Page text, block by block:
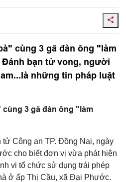
cùng 3 gã đàn ông "làm
bạn tử vong, người
những tin pháp luật
3 gã đàn ông "làm
tử Công an TP. Đồng Nai, ngày
cho biết đơn vị vừa phát hiện
vi tổ chức sử dụng trái phép
ở ấp Thị Cầu, xã Đại Phước.